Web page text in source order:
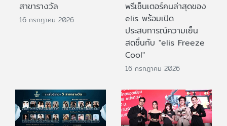
สาขารางวัล
16 กรกฎาคม 2026
พรีเซ็นเตอร์คนล่าสุดของ
elis พร้อมเปิด
ประสบการณ์ความเย็น
สดชื่นกับ "elis Freeze
Cool"
16 กรกฎาคม 2026